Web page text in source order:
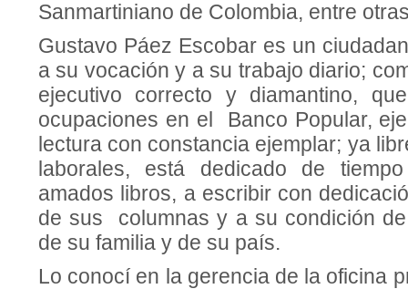
Sanmartiniano de Colombia, entre
Gustavo Páez Escobar es un
a su vocación y a su trabajo diario;
ejecutivo correcto y diamantino,
ocupaciones en el Banco Popular,
lectura con constancia ejemplar; ya
laborales, está dedicado de
amados libros, a escribir con
de sus columnas y a su condición
de su familia y de su país.
Lo conocí en la gerencia de la oficina